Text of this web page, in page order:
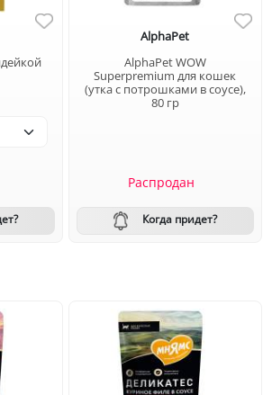
AlphaPet
AlphaPet WOW
Superpremium для кошек
(утка с потрошками в соусе),
80 гр
Распродан
Когда придет?